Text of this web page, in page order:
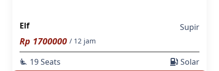
Elf Supir
Rp 1700000 / 12 jam
airline_seat_recline_extra 19 Seats
Solar